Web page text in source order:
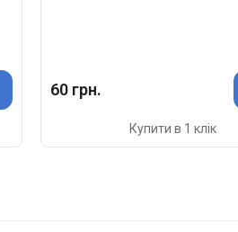
60 грн.
Купити в 1 клік